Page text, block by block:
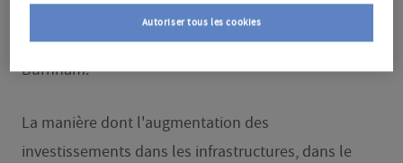
gouvernement (en particulier le choix du chancelier)
et les détails concernant le programme politique de
Burnham.
La manière dont l'augmentation des
investissements dans les infrastructures, dans le
Autoriser tous les cookies